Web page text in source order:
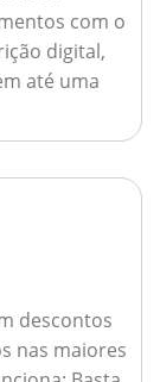
com o
digital,
até uma
descontos
nas maiores